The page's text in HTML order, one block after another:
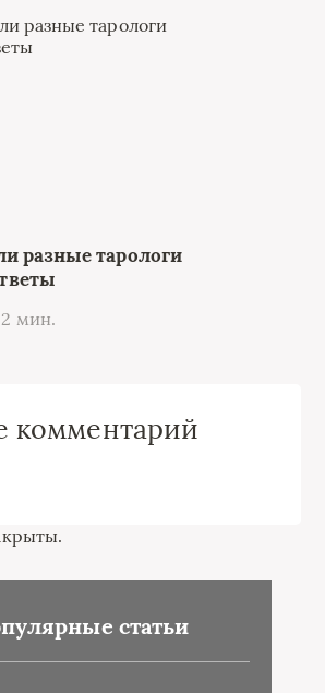
разные тарологи
2 мин.
комментарий
статьи